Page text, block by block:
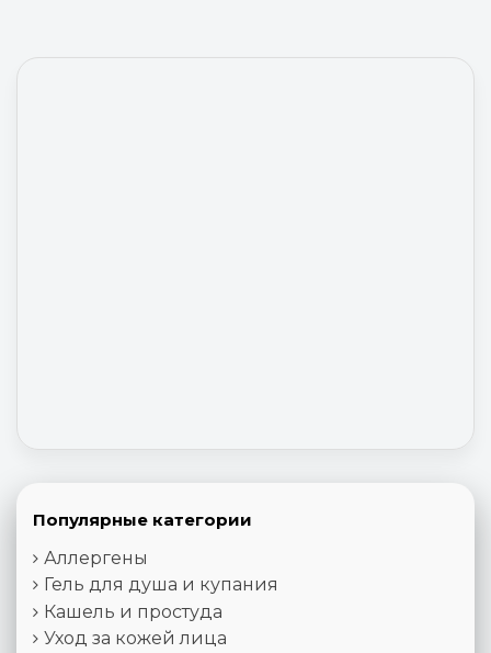
Популярные категории
Аллергены
Гель для душа и купания
Кашель и простуда
Уход за кожей лица